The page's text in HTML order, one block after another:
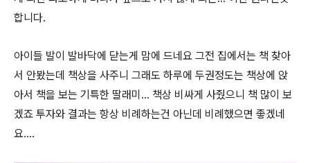
합니다.
아이들 발이 발바닥에 닫는게 맘에 드네요 그전 집에서는 책 찾아
서 안봤는데 책상을 사주니 그래도 하루에 두권정도는 책상에 앉
아서 책을 보는 기특한 딸래미... 책상 비싸게 사줬으니 책 많이 보
겠죠 투자와 결과는 항상 비례하는건 아닌데 비례했으면 좋겠네
요....